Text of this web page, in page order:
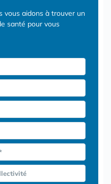
vous aidons à trouver un
santé pour vous